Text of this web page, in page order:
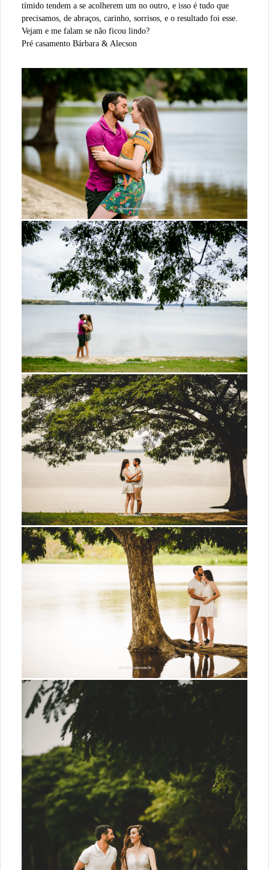
tímido tendem a se acolherem um no outro, e isso é tudo que
precisamos, de abraços, carinho, sorrisos, e o resultado foi esse.
Vejam e me falam se não ficou lindo?
Pré casamento Bárbara & Alecson